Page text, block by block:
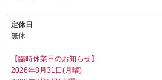
定休日
無休
【臨時休業日のお知らせ】
2026年8月31日(月曜)